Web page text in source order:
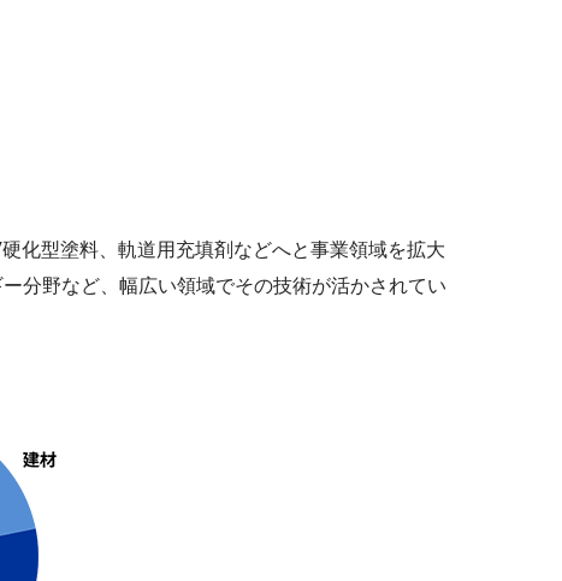
化型塗料、軌道用充填剤などへと事業領域を拡大
分野など、幅広い領域でその技術が活かされてい